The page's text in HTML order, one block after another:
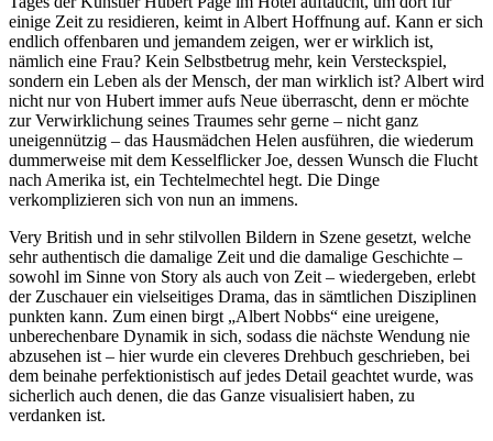
einige Zeit zu residieren, keimt in Albert Hoffnung auf. Kann er sich
endlich offenbaren und jemandem zeigen, wer er wirklich ist,
nämlich eine Frau? Kein Selbstbetrug mehr, kein Versteckspiel,
sondern ein Leben als der Mensch, der man wirklich ist? Albert wird
nicht nur von Hubert immer aufs Neue überrascht, denn er möchte
zur Verwirklichung seines Traumes sehr gerne – nicht ganz
uneigennützig – das Hausmädchen Helen ausführen, die wiederum
dummerweise mit dem Kesselflicker Joe, dessen Wunsch die Flucht
nach Amerika ist, ein Techtelmechtel hegt. Die Dinge
verkomplizieren sich von nun an immens.
Very British und in sehr stilvollen Bildern in Szene gesetzt, welche
sehr authentisch die damalige Zeit und die damalige Geschichte –
sowohl im Sinne von Story als auch von Zeit – wiedergeben, erlebt
der Zuschauer ein vielseitiges Drama, das in sämtlichen Disziplinen
punkten kann. Zum einen birgt „Albert Nobbs“ eine ureigene,
unberechenbare Dynamik in sich, sodass die nächste Wendung nie
abzusehen ist – hier wurde ein cleveres Drehbuch geschrieben, bei
dem beinahe perfektionistisch auf jedes Detail geachtet wurde, was
sicherlich auch denen, die das Ganze visualisiert haben, zu
verdanken ist.